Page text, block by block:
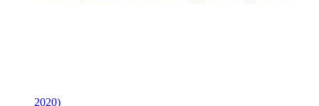
2020)